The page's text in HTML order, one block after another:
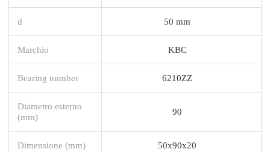
d 50 mm
Marchio KBC
Bearing number 6210ZZ
Diametro esterno
(mm)
90
Dimensione (mm) 50x90x20